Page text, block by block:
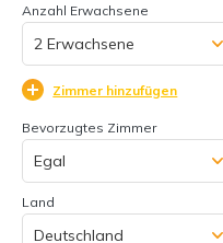
Anzahl Erwachsene
Zimmer hinzufügen
Bevorzugtes Zimmer
Land